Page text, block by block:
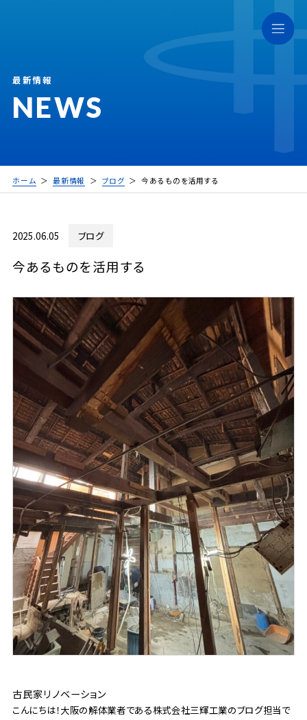
NEWS
最新情報
ホーム 最新情報 ブログ 今あるものを活用する
2025.06.05 ブログ
今あるものを活用する
古民家リノベーション
こんにちは！大阪の解体業者である株式会社三輝工業のブログ担当で